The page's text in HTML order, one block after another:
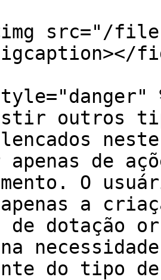
src="/files/
outros
de
O
a
de dotação
na
do tipo